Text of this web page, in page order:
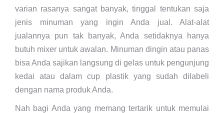
varian rasanya sangat banyak, tinggal tentukan saja
jenis minuman yang ingin Anda jual. Alat-alat
jualannya pun tak banyak, Anda setidaknya hanya
butuh mixer untuk awalan. Minuman dingin atau panas
bisa Anda sajikan langsung di gelas untuk pengunjung
kedai atau dalam cup plastik yang sudah dilabeli
dengan nama produk Anda.
Nah bagi Anda yang memang tertarik untuk memulai